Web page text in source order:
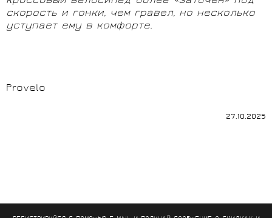
скорость и гонки, чем гравел, но несколько
уступает ему в комфорте.
Provelo
27.10.2025